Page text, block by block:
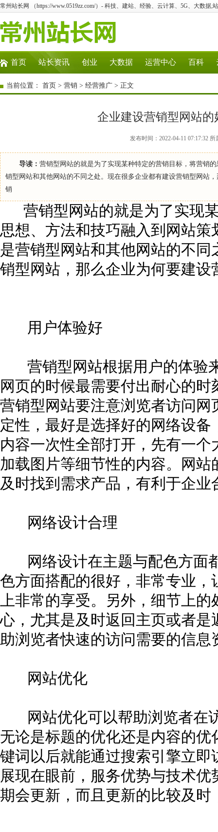
常州站长网 （https://www.0519zz.com/）- 科技、建站、经验、云计算、5G、大数据,
首页 站长资讯 创业 大数据 运营中心 百科
当前位置： 首页 > 营销 > 经营推广 > 正文
企业建设营销型网站
发布时间：2022-04-11 07:17:32
导读： 营销型网站的就是为了实现某种特定的营销目标，将营销
销型网站和其他网站的不同之处。现在很多企业都有建设营销型网站
销
营销型网站的就是为了实现
思想、方法和技巧融入到网站
是营销型网站和其他网站的不
销型网站，那么企业为何要建
用户体验好
营销型网站根据用户的体验
网页的时候最需要付出耐心的
营销型网站要注意浏览者访问
定性，最好是选择好的网络设
内容一次性全部打开，先有一
加载图片等细节性的内容。网
及时找到需求产品，有利于企业
网络设计合理
网络设计在主题与配色方面
色方面搭配的很好，非常专业
上非常的享受。另外，细节上
心，尤其是及时返回主页或者
助浏览者快速的访问需要的信息
网站优化
网站优化可以帮助浏览者在
无论是标题的优化还是内容的
键词以后就能通过搜索引擎立
展现在眼前，服务优势与技术
期会更新，而且更新的比较及时